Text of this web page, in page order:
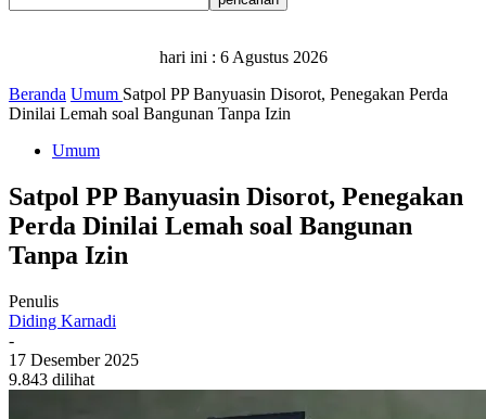
hari ini : 6 Agustus 2026
Beranda Umum Satpol PP Banyuasin Disorot, Penegakan Perda
Dinilai Lemah soal Bangunan Tanpa Izin
Umum
Satpol PP Banyuasin Disorot, Penegakan
Perda Dinilai Lemah soal Bangunan
Tanpa Izin
Penulis
Diding Karnadi
-
17 Desember 2025
9.843 dilihat